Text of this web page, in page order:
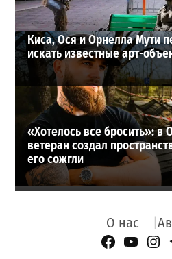
Киса, Ося и Орнелла Мути
искать известные арт-
«Хотелось все бросить»: в
ветеран создал
его сожгли
О нас
Facebook